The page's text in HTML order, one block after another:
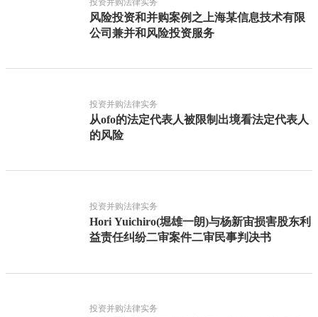
风险投资和并购案例之上海某信息技术有限
公司兼并和风险投资服务
投资并购法律实务
从ofo的法定代表人被限制出境看法定代表人
的风险
投资并购法律实务
Hori Yuichiro(堀雄一朗)与杨新宙损害股东利
益责任纠纷二审案件二审民事判决书
投资并购法律实务